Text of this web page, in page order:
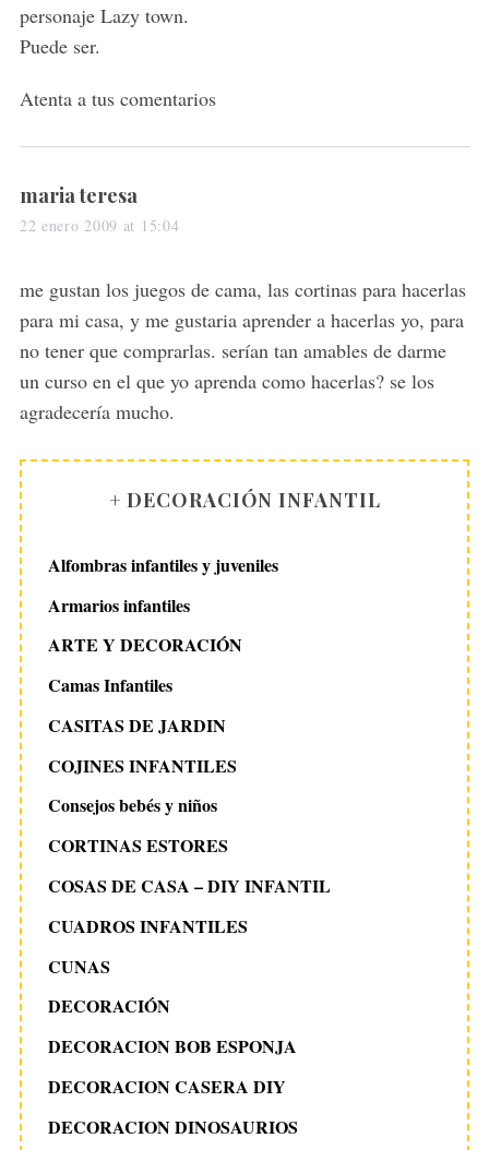
personaje Lazy town.
Puede ser.
Atenta a tus comentarios
s
a
s
:
maria teresa
22 enero 2009 at 15:04
me gustan los juegos de cama, las cortinas para hacerlas
para mi casa, y me gustaria aprender a hacerlas yo, para
no tener que comprarlas. serían tan amables de darme
un curso en el que yo aprenda como hacerlas? se los
agradecería mucho.
+ DECORACIÓN INFANTIL
Alfombras infantiles y juveniles
Armarios infantiles
ARTE Y DECORACIÓN
Camas Infantiles
CASITAS DE JARDIN
COJINES INFANTILES
Consejos bebés y niños
CORTINAS ESTORES
COSAS DE CASA – DIY INFANTIL
CUADROS INFANTILES
CUNAS
DECORACIÓN
DECORACION BOB ESPONJA
DECORACION CASERA DIY
DECORACION DINOSAURIOS